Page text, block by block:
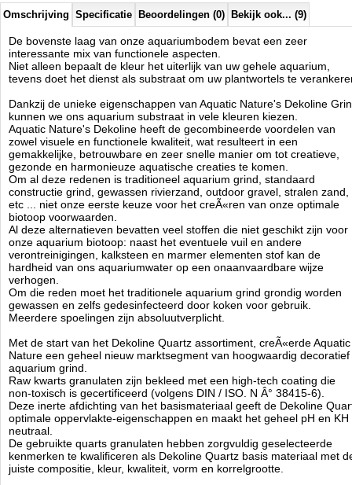
kenmerken te kwalificeren als Dekoline Quartz basis materiaal met de
juiste compositie, kleur, kwaliteit, vorm en korrelgrootte.
Het aquarium substraat is een essentieel onderdeel van een mooi en
stabiel aquarium biotoop. De granulaat onderlaag in het aquarium
vormt een complexe mix van materialen, fysische en biochemische
processen die actief het behoud van een gezond milieu ondersteunen
Het belang van het gebruik van een hoge kwaliteit aquariumkiezel
binnen dit substraat mag niet worden onderschat.
De resulterende toplaag kan de gewenste voederplaats zijn of de
natuurlijke broedplaats voor onze dierbare aquariumbewoners.
Haarwortels van de plant hebben geen moeite om hun weg te vinden
door deze grind, het vinden van macro-en micro-voedingsstoffen is
voor de planten zeer gemakkelijk.
Water condities zoals pH en kH hardheid worden niet beÃÂ¯nvloed
door het dekoline grind.
Een ideale aquarium grind moet chemisch inert zijn, zelfs in zuur water
omstandigheden, vrij zijn van scherpe randen en een constante
optimale korrelgrootte bevatten.
Zoals alle goede producten, is Dekoline Quartz door de jaren heen
gekopieerd, maar nooit geÃÂ«venaard in de uitstekende kwaliteit, het
natuurlijke kleurbereik en perfect kleurbehoud gegarandeerd door de
aparte kleur en coating.
Dekoline Aquarium Grind, in tegenstelling tot traditioneel aquarium
grind, hoeft niet te worden afgespoeld en bevat geen vuildeeltjes.
Dekoline Gravel is direct klaar voor gebruik en garandeert een direct
en optimaal resultaat met kristalhelder water.
- pH & KH stabiel
- Onnodig te spoelen
- Optimale wortelhechting
- Niet verwarmen boven de 40ÃÂ°C
- Niet toxisch - direct te gebruiken
- Voor alle decoratieve doeleinden
- Zorgt voor een optimale waterdoorstroming
Omschrijving Specificatie Beoordelingen (0) Bekijk ook... (9)
De bovenste laag van onze aquariumbodem bevat een zeer
interessante mix van functionele aspecten.
Niet alleen bepaalt de kleur het uiterlijk van uw gehele aquarium,
tevens doet het dienst als substraat om uw plantwortels te
Dankzij de unieke eigenschappen van Aquatic Nature's Dekoline
kunnen we ons aquarium substraat in vele kleuren kiezen.
Aquatic Nature's Dekoline heeft de gecombineerde voordelen van
zowel visuele en functionele kwaliteit, wat resulteert in een
gemakkelijke, betrouwbare en zeer snelle manier om tot creatieve,
gezonde en harmonieuze aquatische creaties te komen.
Om al deze redenen is traditioneel aquarium grind, standaard
constructie grind, gewassen rivierzand, outdoor gravel, stralen zand,
etc ... niet onze eerste keuze voor het creÃ«ren van onze optimale
biotoop voorwaarden.
Al deze alternatieven bevatten veel stoffen die niet geschikt zijn voor
onze aquarium biotoop: naast het eventuele vuil en andere
verontreinigingen, kalksteen en marmer elementen stof kan de
hardheid van ons aquariumwater op een onaanvaardbare wijze
verhogen.
Om die reden moet het traditionele aquarium grind grondig worden
gewassen en zelfs gedesinfecteerd door koken voor gebruik.
Meerdere spoelingen zijn absoluutverplicht.
Met de start van het Dekoline Quartz assortiment, creÃ«erde Aquatic
Nature een geheel nieuw marktsegment van hoogwaardig decoratief
aquarium grind.
Raw kwarts granulaten zijn bekleed met een high-tech coating die
non-toxisch is gecertificeerd (volgens DIN / ISO. N Â° 38415-6).
Deze inerte afdichting van het basismateriaal geeft de Dekoline
optimale oppervlakte-eigenschappen en maakt het geheel pH en KH
neutraal.
De gebruikte quarts granulaten hebben zorgvuldig geselecteerde
kenmerken te kwalificeren als Dekoline Quartz basis materiaal met
juiste compositie, kleur, kwaliteit, vorm en korrelgrootte.